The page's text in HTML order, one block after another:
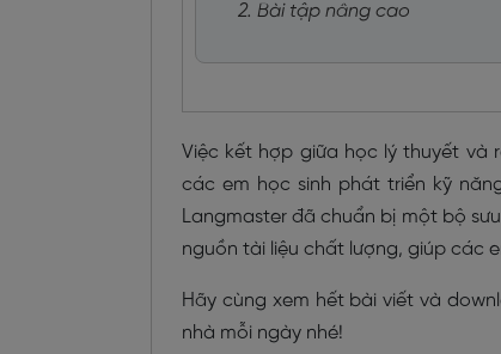
2. Bài tập nâng cao
Việc kết hợp giữa học lý thuyết và
các em học sinh phát triển kỹ
Langmaster đã chuẩn bị một bộ
nguồn tài liệu chất lượng, giúp các
Hãy cùng xem hết bài viết và
nhà mỗi ngày nhé!